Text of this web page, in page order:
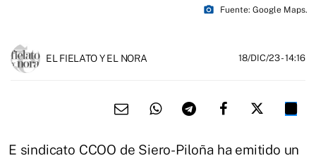
photo_camera Fuente: Google Maps.
EL FIELATO Y EL NORA 18/DIC/23- 14:16
E sindicato CCOO de Siero-Piloña ha emitido un